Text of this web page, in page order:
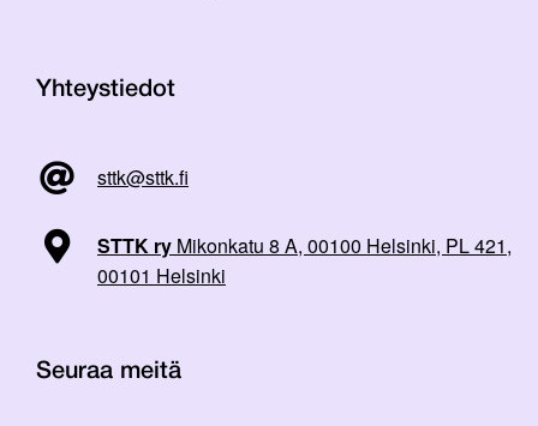
Yhteystiedot
sttk@sttk.fi
STTK ry Mikonkatu 8 A, 00100 Helsinki, PL 421,
00101 Helsinki
Seuraa meitä